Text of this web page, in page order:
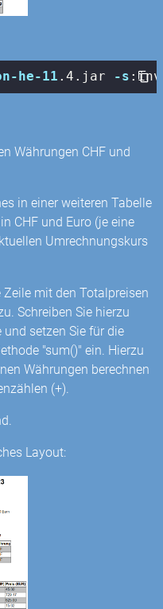
he-11 .4 .jar -s
Währungen CHF und
in einer weiteren Tabelle
CHF und Euro (je eine
Umrechnungskurs
Zeile mit den Totalpreisen
Schreiben Sie hierzu
setzen Sie für die
"sum()" ein. Hierzu
Währungen berechnen
(+).
Layout: